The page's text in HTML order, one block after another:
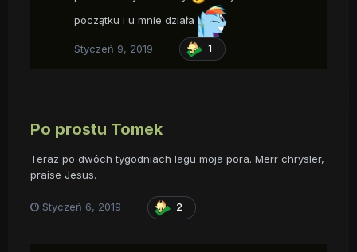
początku i u mnie działa
Styczeń 9, 2019 1
Po prostu Tomek
Teraz po dwóch tygodniach lagu moja pora. Merr chrysler,
praise Jesus.
Styczeń 6, 2019 2